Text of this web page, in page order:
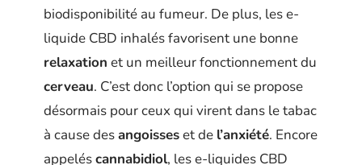
biodisponibilité au fumeur. De plus, les e-
liquide CBD inhalés favorisent une bonne
relaxation et un meilleur fonctionnement du
cerveau. C’est donc l’option qui se propose
désormais pour ceux qui virent dans le tabac
à cause desangoisseset de l’anxiété. Encore
appeléscannabidiol, les e-liquides CBD